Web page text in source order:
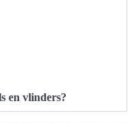
en vlinders?